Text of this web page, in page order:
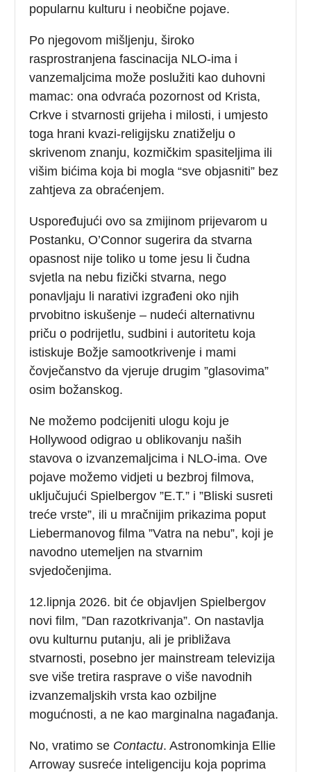
popularnu kulturu i neobične pojave.
Po njegovom mišljenju, široko
rasprostranjena fascinacija NLO-ima i
vanzemaljcima može poslužiti kao duhovni
mamac: ona odvraća pozornost od Krista,
Crkve i stvarnosti grijeha i milosti, i umjesto
toga hrani kvazi-religijsku znatiželju o
skrivenom znanju, kozmičkim spasiteljima ili
višim bićima koja bi mogla “sve objasniti” bez
zahtjeva za obraćenjem.
Uspoređujući ovo sa zmijinom prijevarom u
Postanku, O’Connor sugerira da stvarna
opasnost nije toliko u tome jesu li čudna
svjetla na nebu fizički stvarna, nego
ponavljaju li narativi izgrađeni oko njih
prvobitno iskušenje – nudeći alternativnu
priču o podrijetlu, sudbini i autoritetu koja
istiskuje Božje samootkrivenje i mami
čovječanstvo da vjeruje drugim ”glasovima”
osim božanskog.
Ne možemo podcijeniti ulogu koju je
Hollywood odigrao u oblikovanju naših
stavova o izvanzemaljcima i NLO-ima. Ove
pojave možemo vidjeti u bezbroj filmova,
uključujući Spielbergov ”E.T.” i ”Bliski susreti
treće vrste”, ili u mračnijim prikazima poput
Liebermanovog filma ”Vatra na nebu”, koji je
navodno utemeljen na stvarnim
svjedočenjima.
12.lipnja 2026. bit će objavljen Spielbergov
novi film, ”Dan razotkrivanja”. On nastavlja
ovu kulturnu putanju, ali je približava
stvarnosti, posebno jer mainstream televizija
sve više tretira rasprave o više navodnih
izvanzemaljskih vrsta kao ozbiljne
mogućnosti, a ne kao marginalna nagađanja.
No, vratimo se Contactu. Astronomkinja Ellie
Arroway susreće inteligenciju koja poprima